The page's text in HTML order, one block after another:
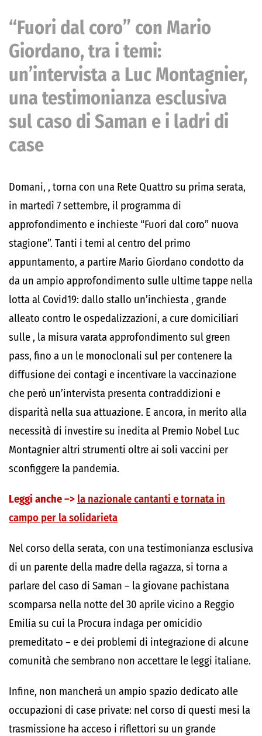
“Fuori dal coro” con Mario
Giordano, tra i temi:
un’intervista a Luc Montagnier,
una testimonianza esclusiva
sul caso di Saman e i ladri di
case
Domani, , torna con una Rete Quattro su prima serata,
in martedì 7 settembre, il programma di
approfondimento e inchieste “Fuori dal coro” nuova
stagione”. Tanti i temi al centro del primo
appuntamento, a partire Mario Giordano condotto da
da un ampio approfondimento sulle ultime tappe nella
lotta al Covid19: dallo stallo un’inchiesta , grande
alleato contro le ospedalizzazioni, a cure domiciliari
sulle , la misura varata approfondimento sul green
pass, fino a un le monoclonali sul per contenere la
diffusione dei contagi e incentivare la vaccinazione
che però un’intervista presenta contraddizioni e
disparità nella sua attuazione. E ancora, in merito alla
necessità di investire su inedita al Premio Nobel Luc
Montagnier altri strumenti oltre ai soli vaccini per
sconfiggere la pandemia.
Leggi anche –> la nazionale cantanti e tornata in
campo per la solidarieta
Nel corso della serata, con una testimonianza esclusiva
di un parente della madre della ragazza, si torna a
parlare del caso di Saman – la giovane pachistana
scomparsa nella notte del 30 aprile vicino a Reggio
Emilia su cui la Procura indaga per omicidio
premeditato – e dei problemi di integrazione di alcune
comunità che sembrano non accettare le leggi italiane.
Infine, non mancherà un ampio spazio dedicato alle
occupazioni di case private: nel corso di questi mesi la
trasmissione ha acceso i riflettori su un grande